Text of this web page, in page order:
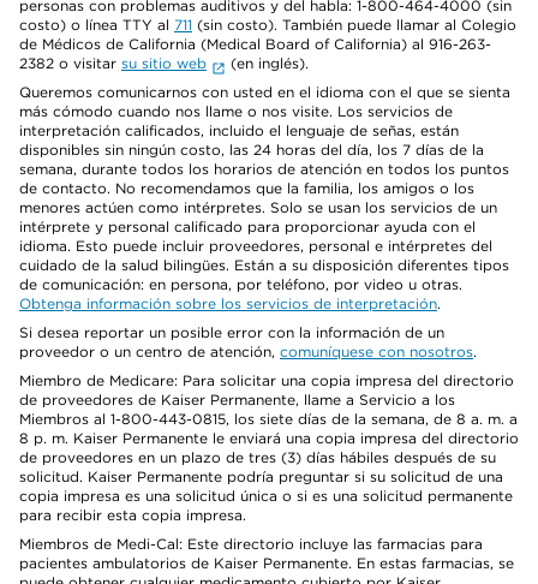
personas con problemas auditivos y del habla: 1-800-464-4000 (sin
costo) o línea TTY al 711 (sin costo). También puede llamar al Colegio
de Médicos de California (Medical Board of California) al 916-263-
2382 o visitar su sitio web
(en inglés).
Queremos comunicarnos con usted en el idioma con el que se sienta
más cómodo cuando nos llame o nos visite. Los servicios de
interpretación calificados, incluido el lenguaje de señas, están
disponibles sin ningún costo, las 24 horas del día, los 7 días de la
semana, durante todos los horarios de atención en todos los puntos
de contacto. No recomendamos que la familia, los amigos o los
menores actúen como intérpretes. Solo se usan los servicios de un
intérprete y personal calificado para proporcionar ayuda con el
idioma. Esto puede incluir proveedores, personal e intérpretes del
cuidado de la salud bilingües. Están a su disposición diferentes tipos
de comunicación: en persona, por teléfono, por video u otras.
Obtenga información sobre los servicios de interpretación.
Si desea reportar un posible error con la información de un
proveedor o un centro de atención, comuníquese con nosotros.
Miembro de Medicare: Para solicitar una copia impresa del directorio
de proveedores de Kaiser Permanente, llame a Servicio a los
Miembros al 1-800-443-0815, los siete días de la semana, de 8 a. m. a
8 p. m. Kaiser Permanente le enviará una copia impresa del directorio
de proveedores en un plazo de tres (3) días hábiles después de su
solicitud. Kaiser Permanente podría preguntar si su solicitud de una
copia impresa es una solicitud única o si es una solicitud permanente
para recibir esta copia impresa.
Miembros de Medi-Cal: Este directorio incluye las farmacias para
pacientes ambulatorios de Kaiser Permanente. En estas farmacias, se